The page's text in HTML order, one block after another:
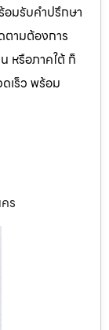
อมรับคำปรึกษา
ตามต้องการ
หรือภาคใต้ ก็
เร็ว พร้อม
ร